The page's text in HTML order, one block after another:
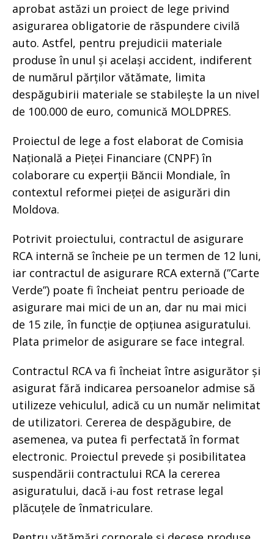
aprobat astăzi un proiect de lege privind
asigurarea obligatorie de răspundere civilă
auto. Astfel, pentru prejudicii materiale
produse în unul și același accident, indiferent
de numărul părților vătămate, limita
despăgubirii materiale se stabilește la un nivel
de 100.000 de euro, comunică MOLDPRES.
Proiectul de lege a fost elaborat de Comisia
Națională a Pieței Financiare (CNPF) în
colaborare cu experții Băncii Mondiale, în
contextul reformei pieței de asigurări din
Moldova.
Potrivit proiectului, contractul de asigurare
RCA internă se încheie pe un termen de 12 luni,
iar contractul de asigurare RCA externă (”Carte
Verde”) poate fi încheiat pentru perioade de
asigurare mai mici de un an, dar nu mai mici
de 15 zile, în funcție de opțiunea asiguratului.
Plata primelor de asigurare se face integral.
Contractul RCA va fi încheiat între asigurător și
asigurat fără indicarea persoanelor admise să
utilizeze vehiculul, adică cu un număr nelimitat
de utilizatori. Cererea de despăgubire, de
asemenea, va putea fi perfectată în format
electronic. Proiectul prevede și posibilitatea
suspendării contractului RCA la cererea
asiguratului, dacă i-au fost retrase legal
plăcuțele de înmatriculare.